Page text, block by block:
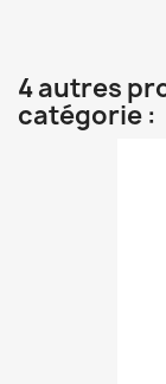
4 autres
catégorie :